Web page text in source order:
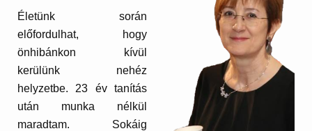
Életünk során
előfordulhat, hogy
önhibánkon kívül
kerülünk nehéz
helyzetbe. 23 év tanítás
után munka nélkül
maradtam. Sokáig